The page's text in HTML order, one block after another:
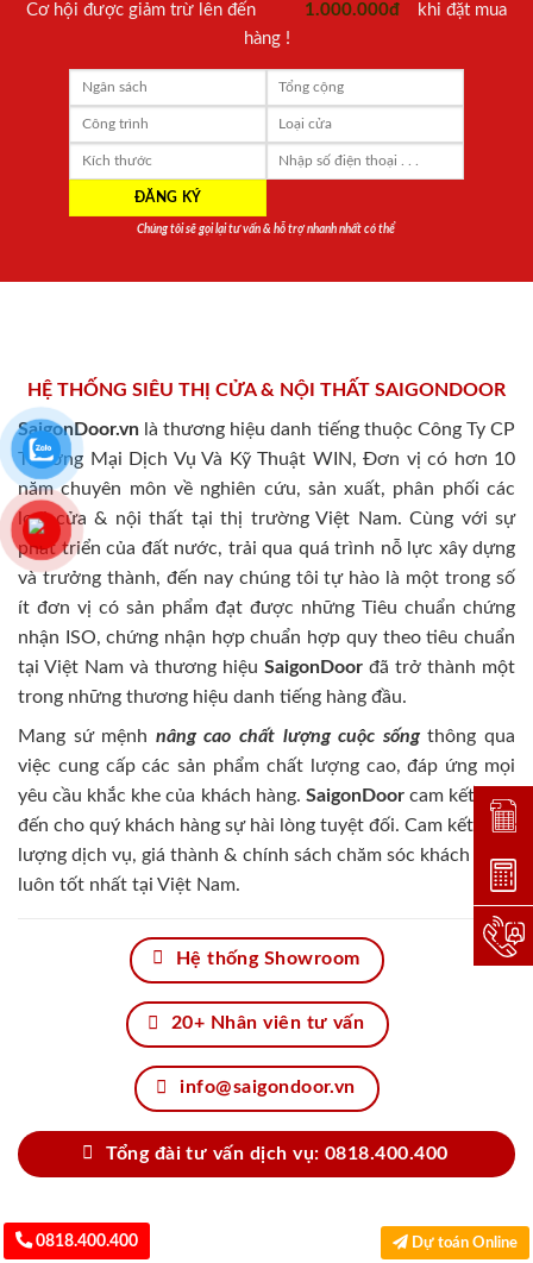
Cơ hội được giảm trừ lên đến 1.000.000đ
khi đặt mua
hàng !
Chúng tôi sẽ gọi lại tư vấn & hỗ trợ nhanh nhất có thể
HỆ THỐNG SIÊU THỊ CỬA & NỘI THẤT SAIGONDOOR
SaigonDoor.vn là thương hiệu danh tiếng thuộc Công Ty CP
Thương Mại Dịch Vụ Và Kỹ Thuật WIN, Đơn vị có hơn 10
năm chuyên môn về nghiên cứu, sản xuất, phân phối các
loại cửa & nội thất tại thị trường Việt Nam. Cùng với sự
phát triển của đất nước, trải qua quá trình nỗ lực xây dựng
và trưởng thành, đến nay chúng tôi tự hào là một trong số
ít đơn vị có sản phẩm đạt được những Tiêu chuẩn chứng
nhận ISO, chứng nhận hợp chuẩn hợp quy theo tiêu chuẩn
tại Việt Nam và thương hiệu SaigonDoor đã trở thành một
trong những thương hiệu danh tiếng hàng đầu.
Mang sứ mệnh nâng cao chất lượng cuộc sốngthông qua
việc cung cấp các sản phẩm chất lượng cao, đáp ứng mọi
yêu cầu khắc khe của khách hàng. SaigonDoorcam kết đem
đến cho quý khách hàng sự hài lòng tuyệt đối. Cam kết chất
lượng dịch vụ, giá thành & chính sách chăm sóc khách hàng
luôn tốt nhất tại Việt Nam.
Hệ thống Showroom
20+ Nhân viên tư vấn
info@saigondoor.vn
Tổng đài tư vấn dịch vụ: 0818.400.400
0818.400.400 Dự toán Online
Đặt
Dự